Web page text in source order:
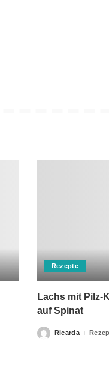
Rezepte
Lachs mit Pilz-
auf Spinat
PostedRicarda